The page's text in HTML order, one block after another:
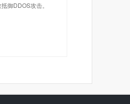
御DDOS攻击。